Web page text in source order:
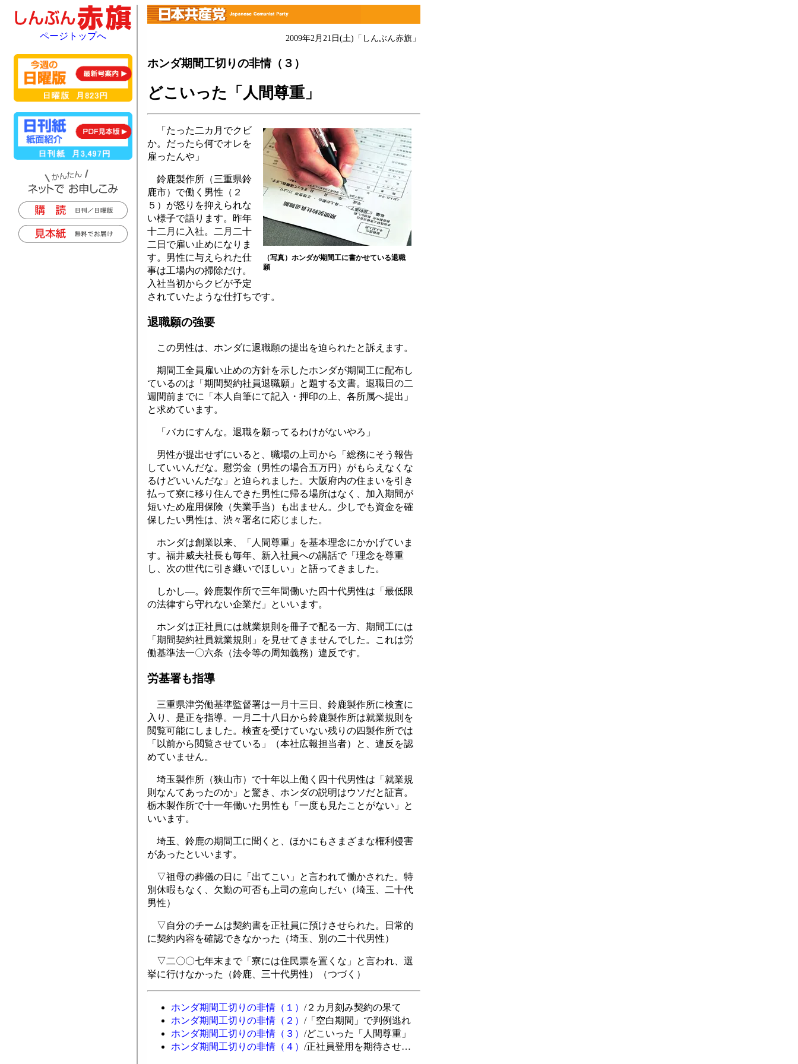
2009年2月21日(土) 「しんぶん赤旗」
ホンダ期間工切りの非情（３）
どこいった「人間尊重」
（写真）ホンダが期間工に書かせている退職
願
「たった二カ月でクビ
か。だったら何でオレを
雇ったんや」
鈴鹿製作所（三重県鈴
鹿市）で働く男性（２
５）が怒りを抑えられな
い様子で語ります。昨年
十二月に入社。二月二十
二日で雇い止めになりま
す。男性に与えられた仕
事は工場内の掃除だけ。
入社当初からクビが予定
されていたような仕打ちです。
退職願の強要
この男性は、ホンダに退職願の提出を迫られたと訴えます。
期間工全員雇い止めの方針を示したホンダが期間工に配布し
ているのは「期間契約社員退職願」と題する文書。退職日の二
週間前までに「本人自筆にて記入・押印の上、各所属へ提出」
と求めています。
「バカにすんな。退職を願ってるわけがないやろ」
男性が提出せずにいると、職場の上司から「総務にそう報告
していいんだな。慰労金（男性の場合五万円）がもらえなくな
るけどいいんだな」と迫られました。大阪府内の住まいを引き
払って寮に移り住んできた男性に帰る場所はなく、加入期間が
短いため雇用保険（失業手当）も出ません。少しでも資金を確
保したい男性は、渋々署名に応じました。
ホンダは創業以来、「人間尊重」を基本理念にかかげていま
す。福井威夫社長も毎年、新入社員への講話で「理念を尊重
し、次の世代に引き継いでほしい」と語ってきました。
しかし―。鈴鹿製作所で三年間働いた四十代男性は「最低限
の法律すら守れない企業だ」といいます。
ホンダは正社員には就業規則を冊子で配る一方、期間工には
「期間契約社員就業規則」を見せてきませんでした。これは労
働基準法一〇六条（法令等の周知義務）違反です。
労基署も指導
三重県津労働基準監督署は一月十三日、鈴鹿製作所に検査に
入り、是正を指導。一月二十八日から鈴鹿製作所は就業規則を
閲覧可能にしました。検査を受けていない残りの四製作所では
「以前から閲覧させている」（本社広報担当者）と、違反を認
めていません。
埼玉製作所（狭山市）で十年以上働く四十代男性は「就業規
則なんてあったのか」と驚き、ホンダの説明はウソだと証言。
栃木製作所で十一年働いた男性も「一度も見たことがない」と
いいます。
埼玉、鈴鹿の期間工に聞くと、ほかにもさまざまな権利侵害
があったといいます。
▽祖母の葬儀の日に「出てこい」と言われて働かされた。特
別休暇もなく、欠勤の可否も上司の意向しだい（埼玉、二十代
男性）
▽自分のチームは契約書を正社員に預けさせられた。日常的
に契約内容を確認できなかった（埼玉、別の二十代男性）
▽二〇〇七年末まで「寮には住民票を置くな」と言われ、選
挙に行けなかった（鈴鹿、三十代男性）（つづく）
ホンダ期間工切りの非情（１） /２カ月刻み契約の果て
ホンダ期間工切りの非情（２） /「空白期間」で判例逃れ
ホンダ期間工切りの非情（３） /どこいった「人間尊重」
ホンダ期間工切りの非情（４） /正社員登用を期待させ…
ページトップへ